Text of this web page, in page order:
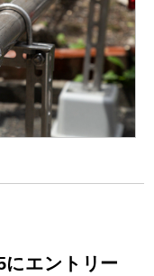
エントリー